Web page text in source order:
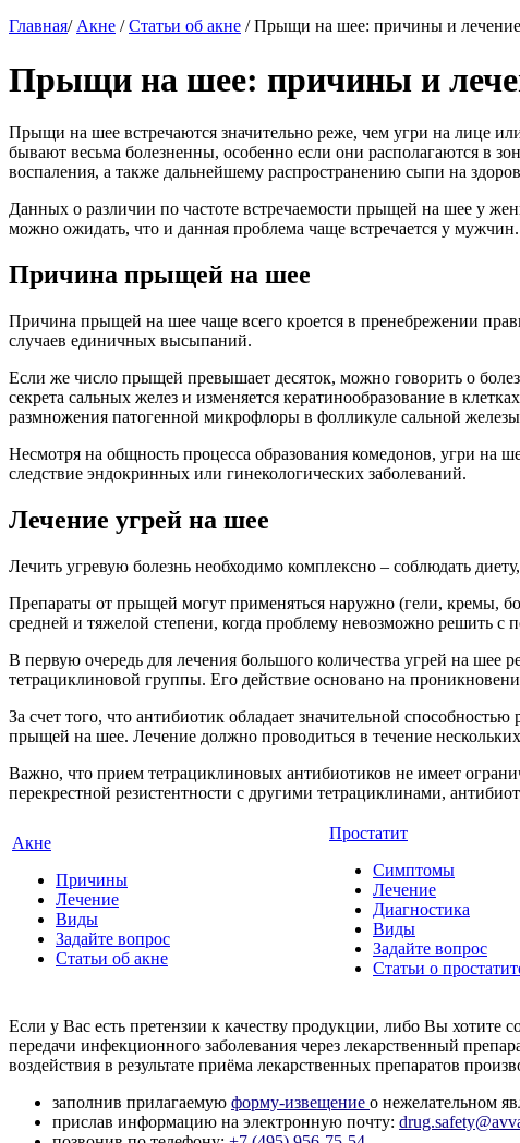
Главная/Акне /Статьи об акне /Прыщи на шее: причины и лечение
Прыщи на шее: причины и
Прыщи на шее встречаются значительно реже, чем угри на лице
бывают весьма болезненны, особенно если они располагаются в
воспаления, а также дальнейшему распространению сыпи на
Данных о различии по частоте встречаемости прыщей на шее у
можно ожидать, что и данная проблема чаще встречается у мужчин.
Причина прыщей на шее
Причина прыщей на шее чаще всего кроется в пренебрежении
случаев единичных высыпаний.
Если же число прыщей превышает десяток, можно говорить о
секрета сальных желез и изменяется кератинообразование в
размножения патогенной микрофлоры в фолликуле сальной
Несмотря на общность процесса образования комедонов, угри на
следствие эндокринных или гинекологических заболеваний.
Лечение угрей на шее
Лечить угревую болезнь необходимо комплексно – соблюдать
Препараты от прыщей могут применяться наружно (гели, кремы,
средней и тяжелой степени, когда проблему невозможно решить
В первую очередь для лечения большого количества угрей на шее
тетрациклиновой группы. Его действие основано на
За счет того, что антибиотик обладает значительной
прыщей на шее. Лечение должно проводиться в течение
Важно, что прием тетрациклиновых антибиотиков не имеет
перекрестной резистентности с другими тетрациклинами,
Акне
Причины
Лечение
Виды
Задайте вопрос
Статьи об акне
Простатит
Симптомы
Лечение
Диагностика
Виды
Задайте вопрос
Статьи о
Если у Вас есть претензии к качеству продукции, либо Вы хотите
передачи инфекционного заболевания через лекарственный
воздействия в результате приёма лекарственных препаратов
заполнив прилагаемую форму-извещение о нежелательном
прислав информацию на электронную почту: